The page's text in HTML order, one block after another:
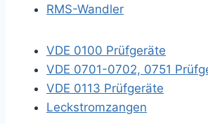
RMS-Wandler
VDE 0100 Prüfgeräte
VDE 0701-0702, 0751
VDE 0113 Prüfgeräte
Leckstromzangen